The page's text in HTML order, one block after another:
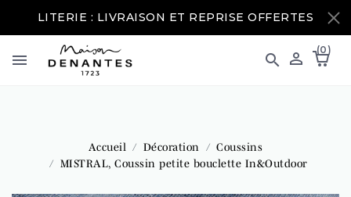
LITERIE : LIVRAISON ET REPRISE OFFERTES
  (0)

Accueil Décoration
Coussins
MISTRAL, Coussin petite bouclette In&Outdoor